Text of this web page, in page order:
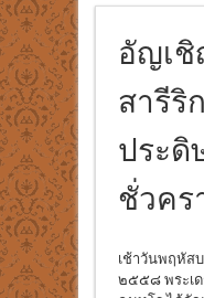
อัญเ
สารีริ
ประดิ
ชั่วคร
เช้าวันพฤหัส
๒๕๕๘ พระเ